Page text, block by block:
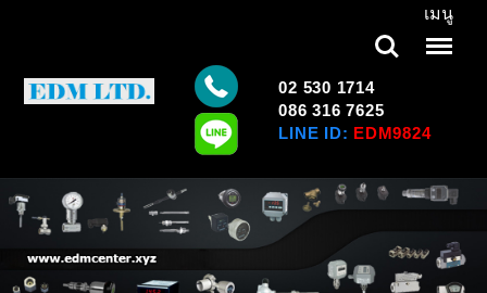
Search
เมนู
Menu
02 530 1714
086 316 7625
LINE ID: EDM9824